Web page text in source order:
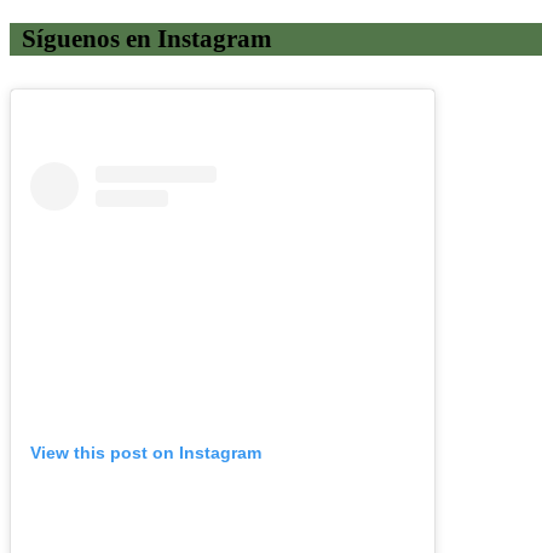
Síguenos en Instagram
View this post on Instagram